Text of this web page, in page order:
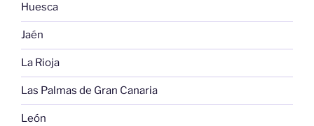
Huesca
Jaén
La Rioja
Las Palmas de Gran Canaria
León